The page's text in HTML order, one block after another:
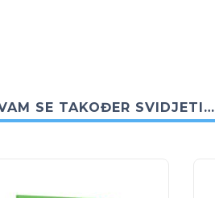
SE TAKOĐER SVIDJETI…